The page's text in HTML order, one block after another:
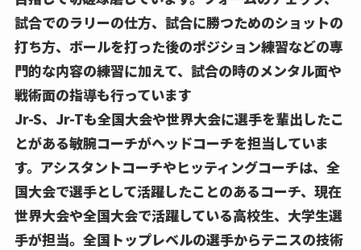
試合でのラリーの仕方、試合に勝つためのショットの
打ち方、ボールを打った後のポジション練習などの専
門的な内容の練習に加えて、試合の時のメンタル面や
戦術面の指導も行っています
Jr-S、Jr-Tも全国大会や世界大会に選手を輩出したこ
とがある敏腕コーチがヘッドコーチを担当していま
す。アシスタントコーチやヒッティングコーチは、全
国大会で選手として活躍したことのあるコーチ、現在
世界大会や全国大会で活躍している高校生、大学生選
手が担当。全国トップレベルの選手からテニスの技術